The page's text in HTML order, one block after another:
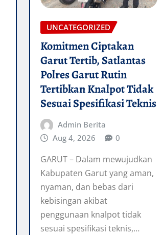
UNCATEGORIZED
Komitmen Ciptakan
Garut Tertib, Satlantas
Polres Garut Rutin
Tertibkan Knalpot Tidak
Sesuai Spesifikasi Teknis
Admin Berita
Aug 4, 2026
0
GARUT – Dalam mewujudkan
Kabupaten Garut yang aman,
nyaman, dan bebas dari
kebisingan akibat
penggunaan knalpot tidak
sesuai spesifikasi teknis,…